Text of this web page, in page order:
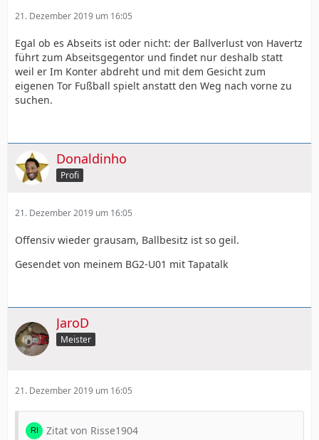
21. Dezember 2019 um 16:05
Egal ob es Abseits ist oder nicht: der Ballverlust von Havertz
führt zum Abseitsgegentor und findet nur deshalb statt
weil er Im Konter abdreht und mit dem Gesicht zum
eigenen Tor Fußball spielt anstatt den Weg nach vorne zu
suchen.
Donaldinho
Profi
21. Dezember 2019 um 16:05
Offensiv wieder grausam, Ballbesitz ist so geil.
Gesendet von meinem BG2-U01 mit Tapatalk
JaroD
Meister
21. Dezember 2019 um 16:05
Zitat von Risse1904